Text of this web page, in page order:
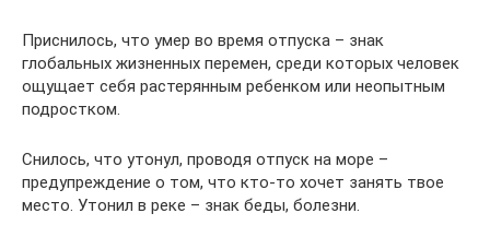
Приснилось, что умер во время отпуска – знак
глобальных жизненных перемен, среди которых человек
ощущает себя растерянным ребенком или неопытным
подростком.
Снилось, что утонул, проводя отпуск на море –
предупреждение о том, что кто-то хочет занять твое
место. Утонил в реке – знак беды, болезни.